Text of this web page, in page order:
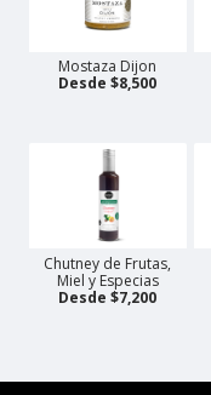
Mostaza Dijon
Desde $8,500
Chutney de Frutas,
Miel y Especias
Desde $7,200